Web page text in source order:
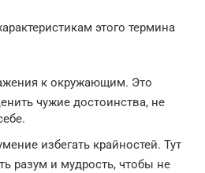
этого термина
к окружающим. Это
чужие достоинства, не
избегать крайностей. Тут
разум и мудрость, чтобы не